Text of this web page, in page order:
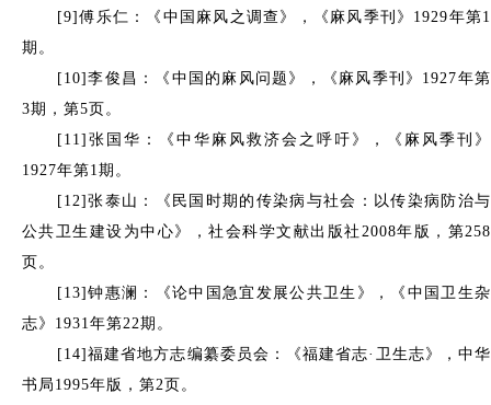
[9]傅乐仁：《中国麻风之调查》，《麻风季刊》1929年第1
期。
[10]李俊昌：《中国的麻风问题》，《麻风季刊》1927年第
3期，第5页。
[11]张国华：《中华麻风救济会之呼吁》，《麻风季刊》
1927年第1期。
[12]张泰山：《民国时期的传染病与社会：以传染病防治与
公共卫生建设为中心》，社会科学文献出版社2008年版，第258
页。
[13]钟惠澜：《论中国急宜发展公共卫生》，《中国卫生杂
志》1931年第22期。
[14]福建省地方志编纂委员会：《福建省志·卫生志》，中华
书局1995年版，第2页。